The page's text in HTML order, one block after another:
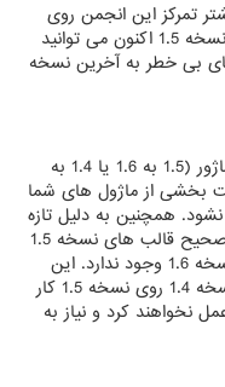
از این پس بیشتر تمرکز این انجمن روی
نسخه 1.6 خواهد بود. اما به عنوان آخرین نسخه 1.5 اکنون می توانید
یک ارتقای بی خطر به آخرین نسخه
توجه کنید که همیشه ارتقا به یک نسخه ماژور (1.5 به 1.6 یا 1.4 به
بخشی از ماژول های شما
همچنین به دلیل تازه
بودن نسخه 1.6 هیچ ضمانتی برای کارکرد صحیح قالب های نسخه 1.5
یا ماژول های بانکی و سایر ماژول ها در نسخه 1.6 وجود ندارد. این
نکته هم قابل ذکر هست که ماژول های نسخه 1.4 روی نسخه 1.5 کار
هیچ عنوان عمل نخواهند کرد و نیاز به